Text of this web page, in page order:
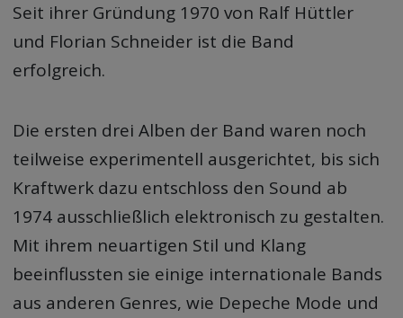
Seit ihrer Gründung 1970 von Ralf Hüttler
und Florian Schneider ist die Band
erfolgreich.
Die ersten drei Alben der Band waren noch
teilweise experimentell ausgerichtet, bis sich
Kraftwerk dazu entschloss den Sound ab
1974 ausschließlich elektronisch zu gestalten.
Mit ihrem neuartigen Stil und Klang
beeinflussten sie einige internationale Bands
aus anderen Genres, wie Depeche Mode und